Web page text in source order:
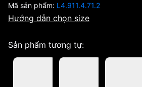
Mã sản phẩm: L4.911.4.71.2
Hướng dẫn chọn size
Sản phẩm tương tự: